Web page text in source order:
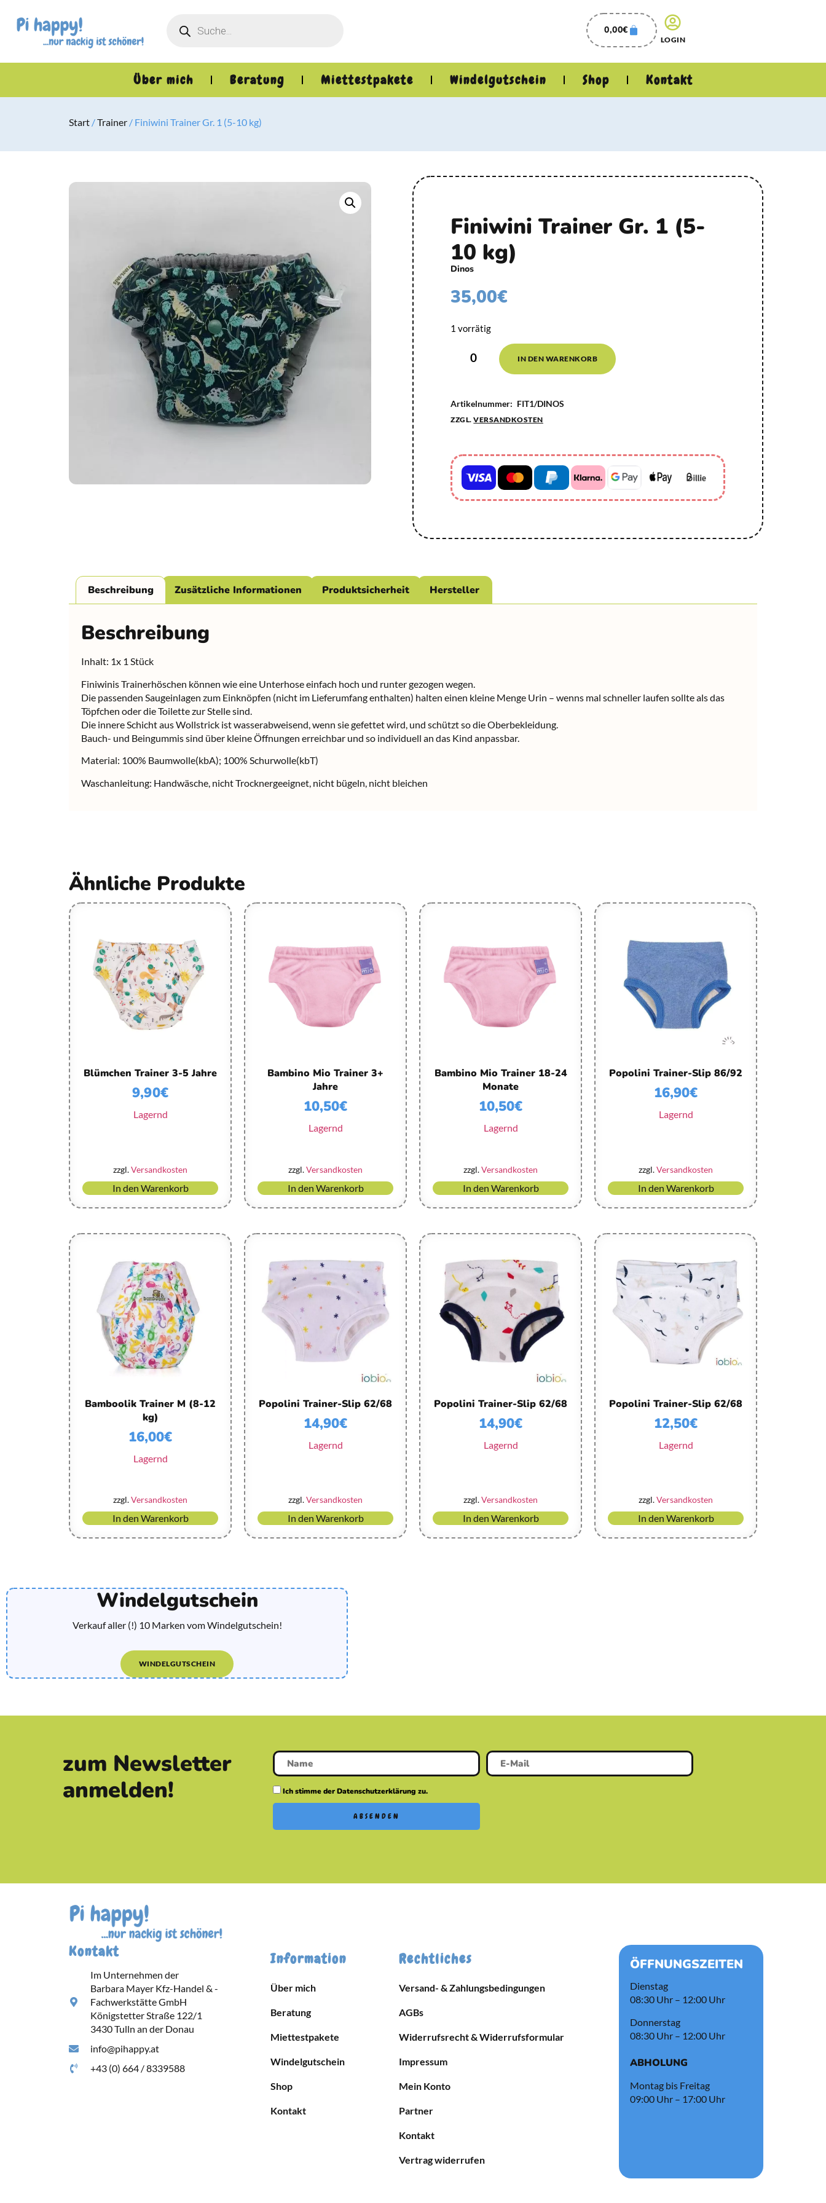
0,00€
LOGIN
Über mich Beratung Miettestpakete Windelgutschein Shop Kontakt
Start /Trainer / Finiwini Trainer Gr. 1 (5-10 kg)
Finiwini Trainer Gr. 1 (5-
10 kg)
Dinos
35,00€
1 vorrätig
IN DEN WARENKORB
Artikelnummer: FIT1/DINOS
ZZGL.VERSANDKOSTEN
Beschreibung Zusätzliche Informationen Produktsicherheit Hersteller
Beschreibung
Inhalt: 1x 1 Stück
Finiwinis Trainerhöschen können wie eine Unterhose einfach hoch und runter gezogen wegen.
Die passenden Saugeinlagen zum Einknöpfen (nicht im Lieferumfang enthalten) halten einen kleine Menge Urin – wenns mal schneller laufen sollte als das
Töpfchen oder die Toilette zur Stelle sind.
Die innere Schicht aus Wollstrick ist wasserabweisend, wenn sie gefettet wird, und schützt so die Oberbekleidung.
Bauch- und Beingummis sind über kleine Öffnungen erreichbar und so individuell an das Kind anpassbar.
Material: 100% Baumwolle(kbA); 100% Schurwolle(kbT)
Waschanleitung: Handwäsche, nicht Trocknergeeignet, nicht bügeln, nicht bleichen
Ähnliche Produkte
Blümchen Trainer 3-5 Jahre
9,90€
Lagernd
zzgl.Versandkosten
In den Warenkorb
Bambino Mio Trainer 3+
Jahre
10,50€
Lagernd
zzgl.Versandkosten
In den Warenkorb
Bambino Mio Trainer 18-24
Monate
10,50€
Lagernd
zzgl.Versandkosten
In den Warenkorb
Popolini Trainer-Slip 86/92
16,90€
Lagernd
zzgl.Versandkosten
In den Warenkorb
Bamboolik Trainer M (8-12
kg)
16,00€
Lagernd
zzgl.Versandkosten
In den Warenkorb
Popolini Trainer-Slip 62/68
14,90€
Lagernd
zzgl.Versandkosten
In den Warenkorb
Popolini Trainer-Slip 62/68
14,90€
Lagernd
zzgl.Versandkosten
In den Warenkorb
Popolini Trainer-Slip 62/68
12,50€
Lagernd
zzgl.Versandkosten
In den Warenkorb
Windelgutschein
Verkauf aller (!) 10 Marken vom Windelgutschein!
WINDELGUTSCHEIN
zum Newsletter
anmelden!
Ich stimme der Datenschutzerklärung zu.
ABSENDEN
Kontakt
Im Unternehmen der
Barbara Mayer Kfz-Handel & -
Fachwerkstätte GmbH
Königstetter Straße 122/1
3430 Tulln an der Donau
info@pihappy.at
+43 (0) 664 / 8339588
Information
Über mich
Beratung
Miettestpakete
Windelgutschein
Shop
Kontakt
Rechtliches
Versand- & Zahlungsbedingungen
AGBs
Widerrufsrecht & Widerrufsformular
Impressum
Mein Konto
Partner
Kontakt
Vertrag widerrufen
ÖFFNUNGSZEITEN
Dienstag
08:30 Uhr – 12:00 Uhr
Donnerstag
08:30 Uhr – 12:00 Uhr
ABHOLUNG
Montag bis Freitag
09:00 Uhr – 17:00 Uhr